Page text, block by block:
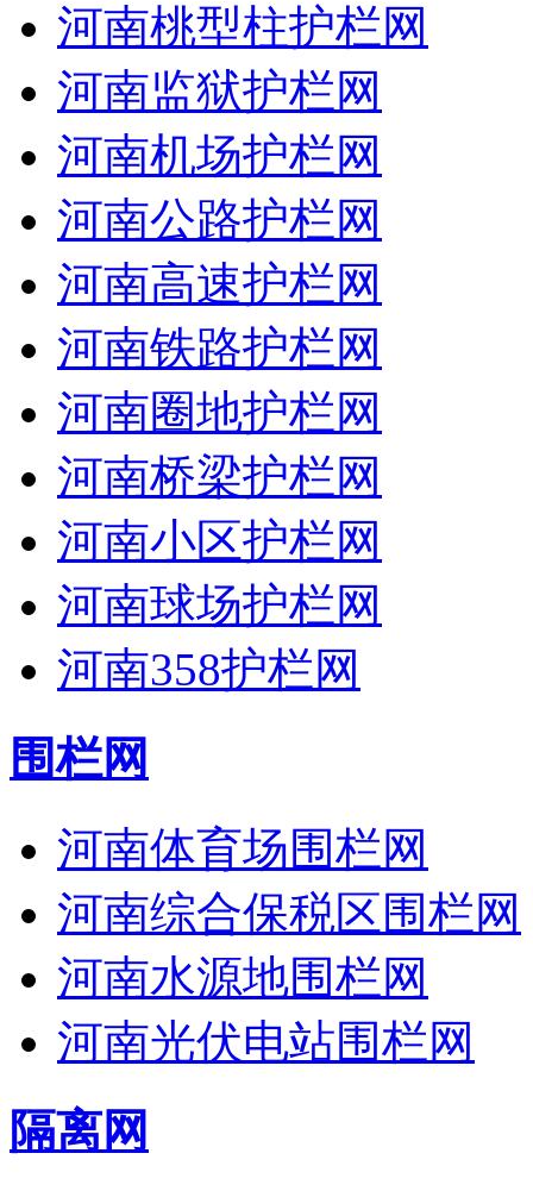
河南桃型柱护栏网
河南监狱护栏网
河南机场护栏网
河南公路护栏网
河南高速护栏网
河南铁路护栏网
河南圈地护栏网
河南桥梁护栏网
河南小区护栏网
河南球场护栏网
河南358护栏网
围栏网
河南体育场围栏网
河南综合保税区围栏网
河南水源地围栏网
河南光伏电站围栏网
隔离网